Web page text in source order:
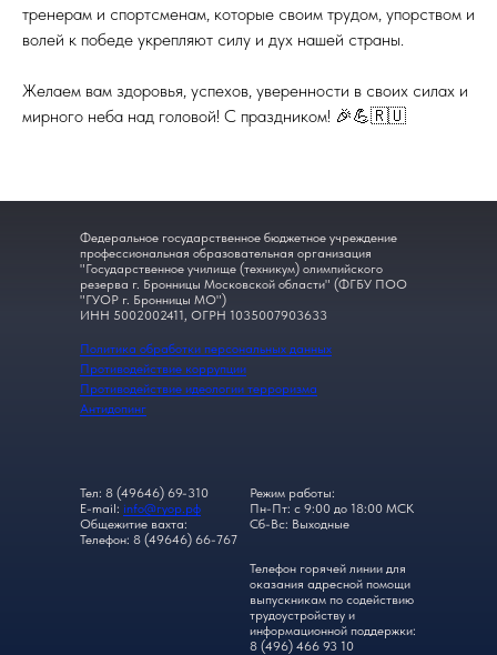
тренерам и спортсменам, которые своим трудом, упорством и
волей к победе укрепляют силу и дух нашей страны.
Желаем вам здоровья, успехов, уверенности в своих силах и
мирного неба над головой! С праздником! 🎉💪🇷🇺
Федеральное государственное бюджетное учреждение
профессиональная образовательная организация
"Государственное училище (техникум) олимпийского
резерва г. Бронницы Московской области" (ФГБУ ПОО
"ГУОР г. Бронницы МО")
ИНН 5002002411, ОГРН 1035007903633
Режим работы:
Пн-Пт: с 9:00 до 18:00 МСК
Сб-Вс: Выходные
Телефон горячей линии для
оказания адресной помощи
выпускникам по содействию
трудоустройству и
информационной поддержки:
8 (496) 466 93 10
Тел: 8 (49646) 69-310
E-mail: info@гуор.рф
Общежитие вахта:
Телефон: 8 (49646) 66-767
Политика обработки персональных данных
Противодействие коррупции
Противодействие идеологии терроризма
Антидопинг